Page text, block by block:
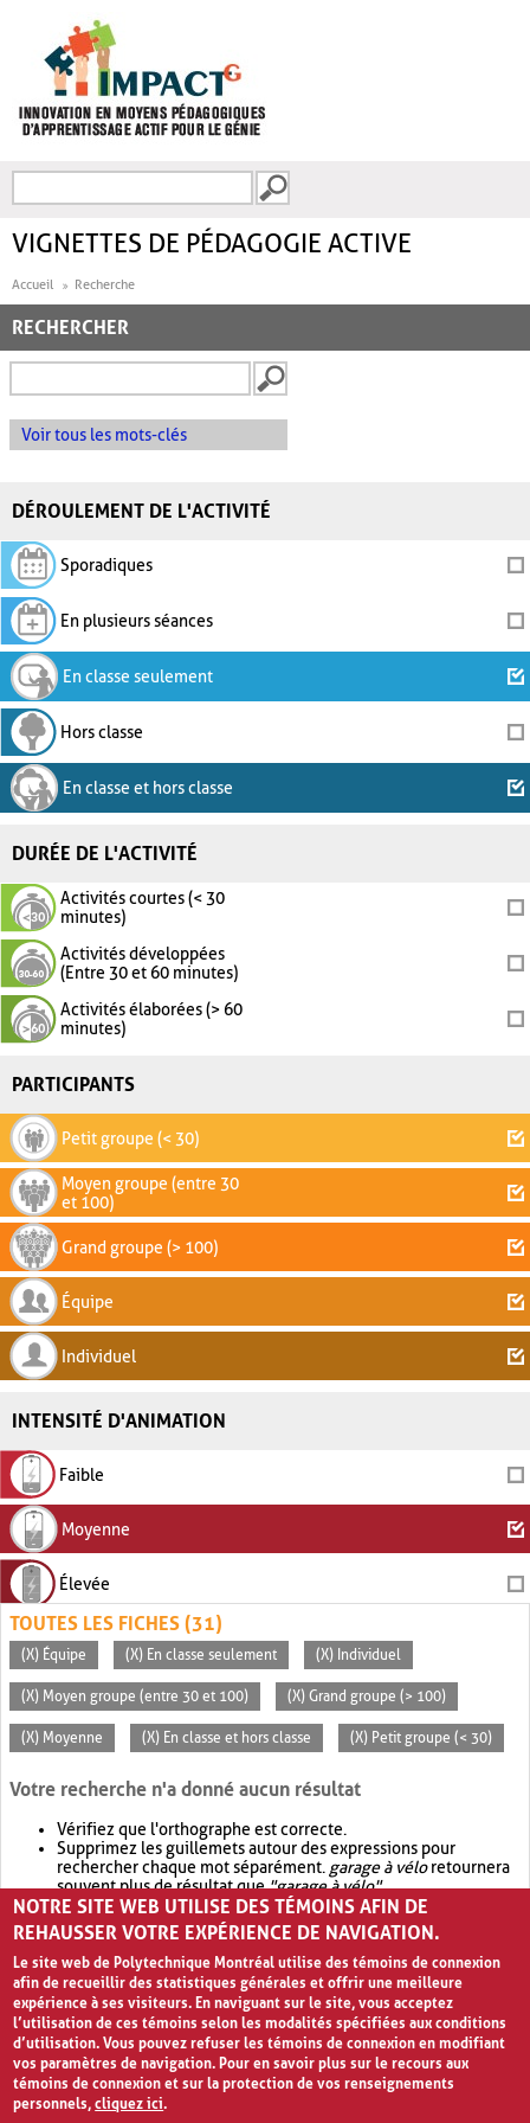
FORMULAIRE DE
VIGNETTES DE PÉDAGOGIE ACTIVE
Accueil Recherche
RECHERCHER
Voir tous les mots-clés
DÉROULEMENT DE L'ACTIVITÉ
Sporadiques
En plusieurs séances
En classe seulement
Hors classe
En classe et hors classe
DURÉE DE L'ACTIVITÉ
Activités courtes (< 30
minutes)
Activités développées
(Entre 30 et 60 minutes)
Activités élaborées (> 60
minutes)
PARTICIPANTS
Petit groupe (< 30)
Moyen groupe (entre 30
et 100)
Grand groupe (> 100)
Équipe
Individuel
INTENSITÉ D'ANIMATION
Faible
Moyenne
Élevée
TOUTES LES FICHES (31)
(X) Équipe (X) En classe seulement (X) Individuel
(X) Moyen groupe (entre 30 et 100) (X) Grand groupe (> 100)
(X) Moyenne (X) En classe et hors classe (X) Petit groupe (< 30)
Votre recherche n'a donné aucun résultat
Vérifiez que l'orthographe est correcte.
Supprimez les guillemets autour des expressions pour
rechercher chaque mot séparément. garage à véloretournera
souvent plus de résultat que"garage à vélo".
Envisagez d'élargir votre recherche avec OR.garage OR vélo
retournera souvent plus de résultat quegarage à vélo
NOTRE SITE WEB UTILISE DES TÉMOINS AFIN DE
REHAUSSER VOTRE EXPÉRIENCE DE NAVIGATION.
Le site web de Polytechnique Montréal utilise des témoins de connexion
afin de recueillir des statistiques générales et offrir une meilleure
expérience à ses visiteurs. En naviguant sur le site, vous acceptez
l’utilisation de ces témoins selon les modalités spécifiées aux conditions
d’utilisation. Vous pouvez refuser les témoins de connexion en modifiant
vos paramètres de navigation. Pour en savoir plus sur le recours aux
témoins de connexion et sur la protection de vos renseignements
personnels,cliquez ici.